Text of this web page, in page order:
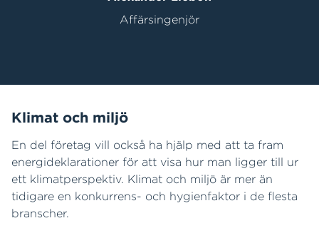
Affärsingenjör
Klimat och miljö
En del företag vill också ha hjälp med att ta fram
energideklarationer för att visa hur man ligger till ur
ett klimatperspektiv. Klimat och miljö är mer än
tidigare en konkurrens- och hygienfaktor i de flesta
branscher.